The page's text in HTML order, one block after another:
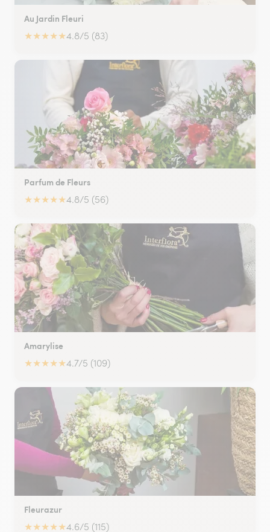
Au Jardin Fleuri
★★★★★4.8/5 (83)
Parfum de Fleurs
★★★★★4.8/5 (56)
Amarylise
★★★★★4.7/5 (109)
Fleurazur
★★★★★4.6/5 (115)